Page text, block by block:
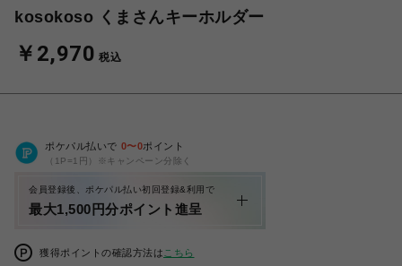
kosokoso くまさんキーホルダー
￥2,970 税込
ポケパル払いで 0〜0ポイント
（1P=1円）※キャンペーン分除く
会員登録後、ポケパル払い初回登録&利用で
最大1,500円分ポイント進呈
獲得ポイントの確認方法は こちら